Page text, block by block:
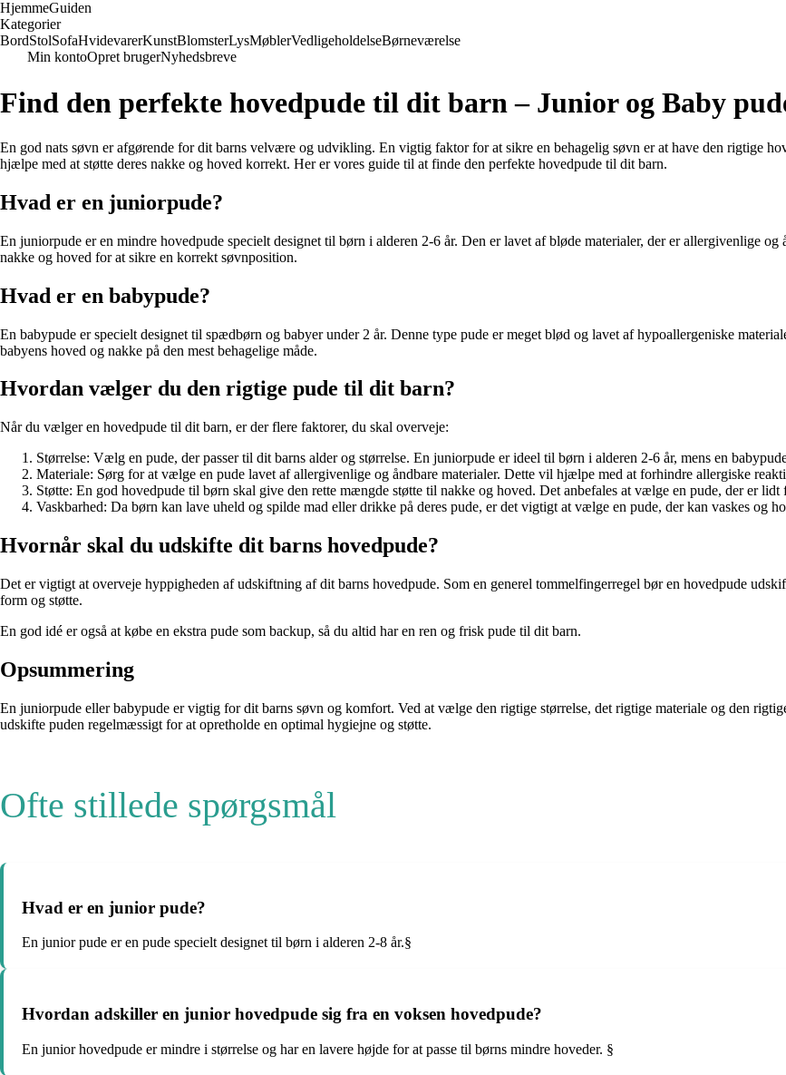
HjemmeGuiden
Kategorier
BordStolSofaHvidevarerKunstBlomsterLysMøblerVedligeholdelseBørneværelse
Min kontoOpret brugerNyhedsbreve
Find den perfekte hovedpude til dit barn – Junior og Baby
En god nats søvn er afgørende for dit barns velvære og udvikling. En vigtig faktor for at sikre en behagelig søvn er at have den rigtige
hjælpe med at støtte deres nakke og hoved korrekt. Her er vores guide til at finde den perfekte hovedpude til dit barn.
Hvad er en juniorpude?
En juniorpude er en mindre hovedpude specielt designet til børn i alderen 2-6 år. Den er lavet af bløde materialer, der er allergivenlige
nakke og hoved for at sikre en korrekt søvnposition.
Hvad er en babypude?
En babypude er specielt designet til spædbørn og babyer under 2 år. Denne type pude er meget blød og lavet af hypoallergeniske
babyens hoved og nakke på den mest behagelige måde.
Hvordan vælger du den rigtige pude til dit barn?
Når du vælger en hovedpude til dit barn, er der flere faktorer, du skal overveje:
Størrelse: Vælg en pude, der passer til dit barns alder og størrelse. En juniorpude er ideel til børn i alderen 2-6 år, mens en
Materiale: Sørg for at vælge en pude lavet af allergivenlige og åndbare materialer. Dette vil hjælpe med at forhindre allergiske
Støtte: En god hovedpude til børn skal give den rette mængde støtte til nakke og hoved. Det anbefales at vælge en pude, der er
Vaskbarhed: Da børn kan lave uheld og spilde mad eller drikke på deres pude, er det vigtigt at vælge en pude, der kan vaskes og
Hvornår skal du udskifte dit barns hovedpude?
Det er vigtigt at overveje hyppigheden af udskiftning af dit barns hovedpude. Som en generel tommelfingerregel bør en hovedpude
form og støtte.
En god idé er også at købe en ekstra pude som backup, så du altid har en ren og frisk pude til dit barn.
Opsummering
En juniorpude eller babypude er vigtig for dit barns søvn og komfort. Ved at vælge den rigtige størrelse, det rigtige materiale og den
udskifte puden regelmæssigt for at opretholde en optimal hygiejne og støtte.
Ofte stillede spørgsmål
Hvad er en junior pude?
En junior pude er en pude specielt designet til børn i alderen 2-8 år.§
Hvordan adskiller en junior hovedpude sig fra en voksen hovedpude?
En junior hovedpude er mindre i størrelse og har en lavere højde for at passe til børns mindre hoveder. §